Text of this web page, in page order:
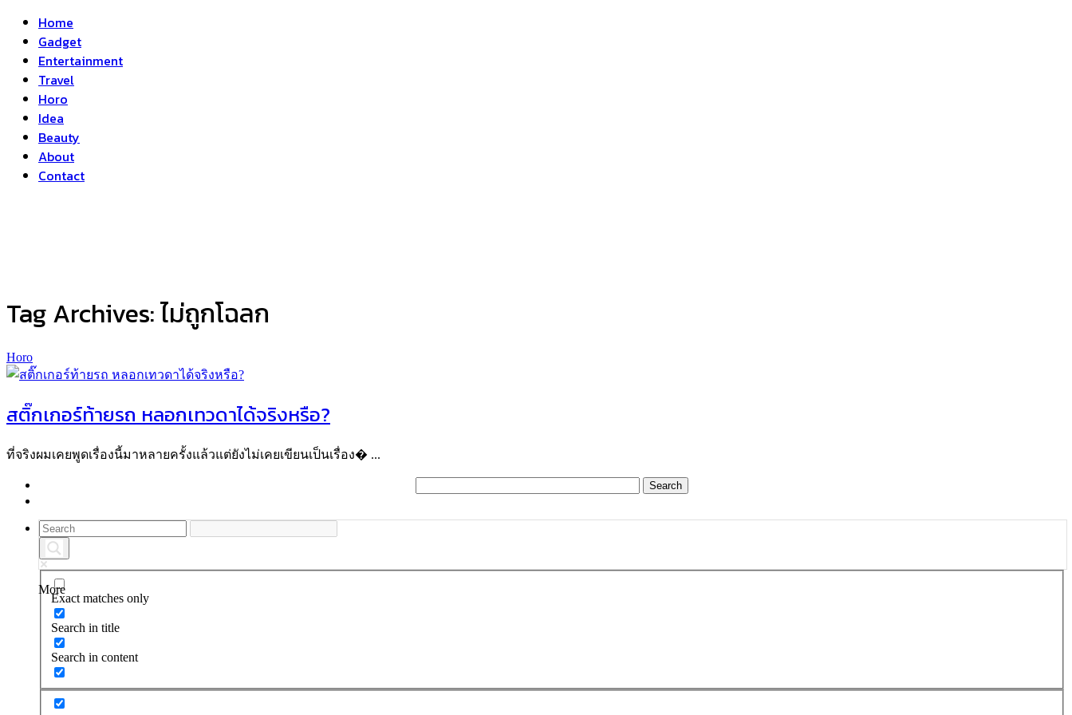
Home
Gadget
Entertainment
Travel
Horo
Idea
Beauty
About
Contact
Tag Archives:ไม่ถูกโฉลก
Horo
สติ๊กเกอร์ท้ายรถ หลอกเทวดาได้จริงหรือ?
ที่จริงผมเคยพูดเรื่องนี้มาหลายครั้งแล้วแต่ยังไม่เคยเขียนเป็นเรื่อง� ...
More
Exact matches only
Search in title
Search in content